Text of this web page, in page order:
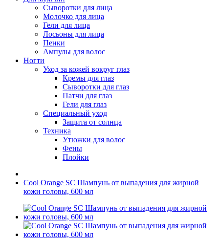
Сыворотки для лица
Молочко для лица
Гели для лица
Лосьоны для лица
Пенки
Ампулы для волос
Ногти
Уход за кожей вокруг глаз
Кремы для глаз
Сыворотки для глаз
Патчи для глаз
Гели для глаз
Специальный уход
Защита от солнца
Техника
Утюжки для волос
Фены
Плойки
Cool Orange SC Шампунь от выпадения для жирной
кожи головы, 600 мл